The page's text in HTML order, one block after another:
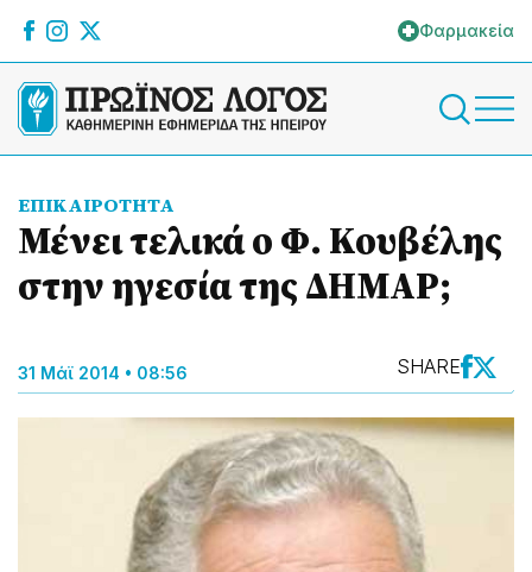
Φαρμακεία
ΕΠΙΚΑΙΡΟΤΗΤΑ
Μένει τελικά ο Φ. Κουβέλης
στην ηγεσία της ΔΗΜΑΡ;
31 Μάϊ 2014 • 08:56 SHARE